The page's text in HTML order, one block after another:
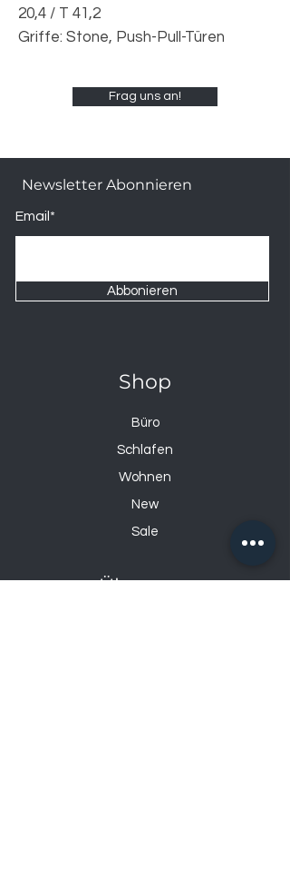
20,4 / T 41,2
Griffe: Stone, Push-Pull-Türen
Frag uns an!
Newsletter Abonnieren
Email*
Abbonieren
Shop
Büro
Schlafen
Wohnen
New
Sale
Über uns